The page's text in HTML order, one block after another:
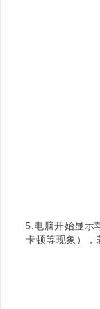
5.电脑开始显示
卡顿等现象），